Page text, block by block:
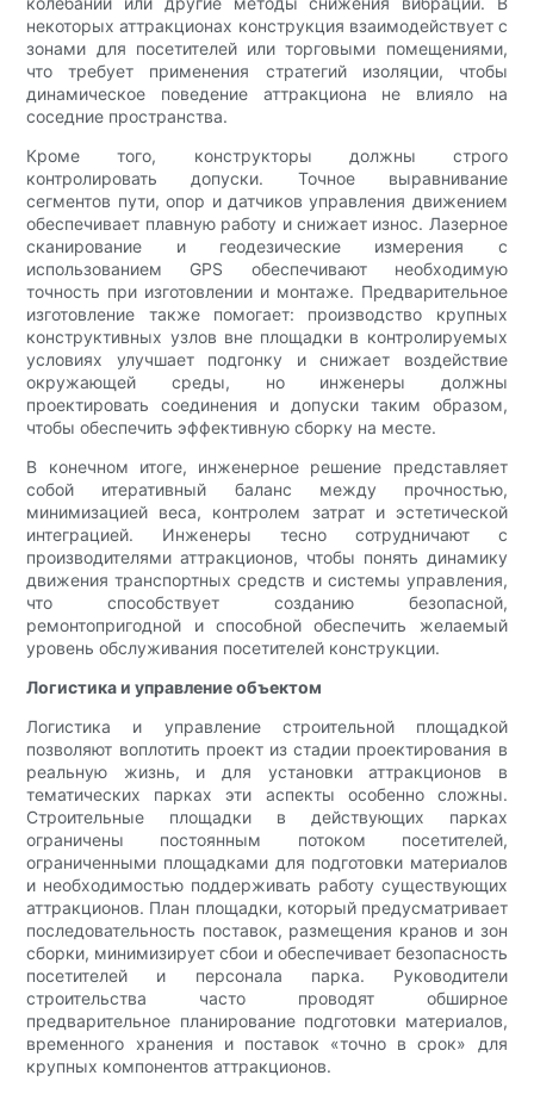
некоторых аттракционах конструкция взаимодействует с
зонами для посетителей или торговыми помещениями,
что требует применения стратегий изоляции, чтобы
динамическое поведение аттракциона не влияло на
соседние пространства.
Кроме того, конструкторы должны строго
контролировать допуски. Точное выравнивание
сегментов пути, опор и датчиков управления движением
обеспечивает плавную работу и снижает износ. Лазерное
сканирование и геодезические измерения с
использованием GPS обеспечивают необходимую
точность при изготовлении и монтаже. Предварительное
изготовление также помогает: производство крупных
конструктивных узлов вне площадки в контролируемых
условиях улучшает подгонку и снижает воздействие
окружающей среды, но инженеры должны
проектировать соединения и допуски таким образом,
чтобы обеспечить эффективную сборку на месте.
В конечном итоге, инженерное решение представляет
собой итеративный баланс между прочностью,
минимизацией веса, контролем затрат и эстетической
интеграцией. Инженеры тесно сотрудничают с
производителями аттракционов, чтобы понять динамику
движения транспортных средств и системы управления,
что способствует созданию безопасной,
ремонтопригодной и способной обеспечить желаемый
уровень обслуживания посетителей конструкции.
Логистика и управление объектом
Логистика и управление строительной площадкой
позволяют воплотить проект из стадии проектирования в
реальную жизнь, и для установки аттракционов в
тематических парках эти аспекты особенно сложны.
Строительные площадки в действующих парках
ограничены постоянным потоком посетителей,
ограниченными площадками для подготовки материалов
и необходимостью поддерживать работу существующих
аттракционов. План площадки, который предусматривает
последовательность поставок, размещения кранов и зон
сборки, минимизирует сбои и обеспечивает безопасность
посетителей и персонала парка. Руководители
строительства часто проводят обширное
предварительное планирование подготовки материалов,
временного хранения и поставок «точно в срок» для
крупных компонентов аттракционов.